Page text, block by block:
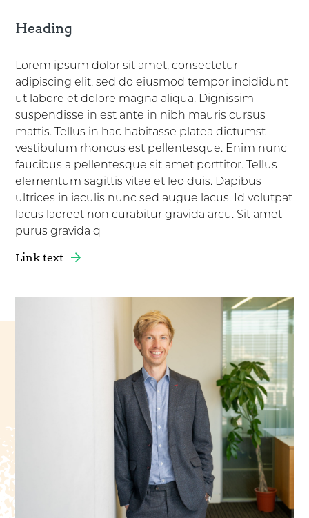
Heading
Lorem ipsum dolor sit amet, consectetur
adipiscing elit, sed do eiusmod tempor incididunt
ut labore et dolore magna aliqua. Dignissim
suspendisse in est ante in nibh mauris cursus
mattis. Tellus in hac habitasse platea dictumst
vestibulum rhoncus est pellentesque. Enim nunc
faucibus a pellentesque sit amet porttitor. Tellus
elementum sagittis vitae et leo duis. Dapibus
ultrices in iaculis nunc sed augue lacus. Id volutpat
lacus laoreet non curabitur gravida arcu. Sit amet
purus gravida q
Link text